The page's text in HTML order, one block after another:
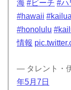
海 #ビーチ #ハ
#hawaii #kailua
#honolulu
情報
— タレント・
年5月7日